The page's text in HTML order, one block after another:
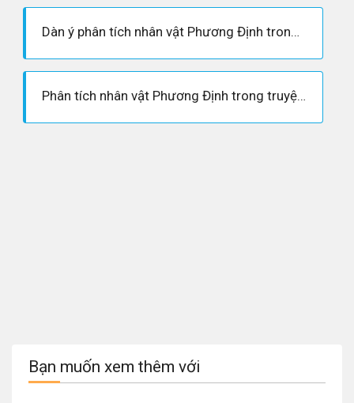
Dàn ý phân tích nhân vật Phương Định trong truyện ngắn những ngôi sao xa xôi
Phân tích nhân vật Phương Định trong truyện ngắn những ngôi sao xa xôi- Ngữ văn 9
Bạn muốn xem thêm với